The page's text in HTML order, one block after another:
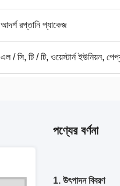
আদর্শ রপ্তানি প্যাকেজ
এল / সি, টি / টি, ওয়েস্টার্ন ইউনিয়ন,
পণ্যের বর্ণনা
1. উৎপাদন বিবরণ